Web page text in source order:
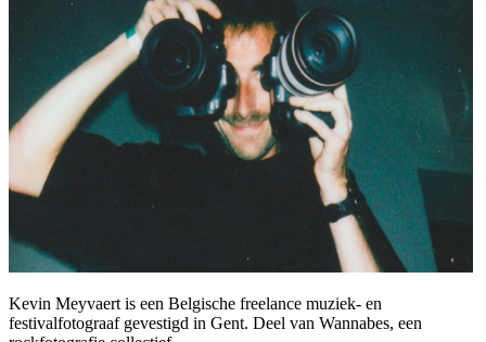
Kevin Meyvaert is een Belgische freelance muziek- en
festivalfotograaf gevestigd in Gent. Deel van Wannabes, een